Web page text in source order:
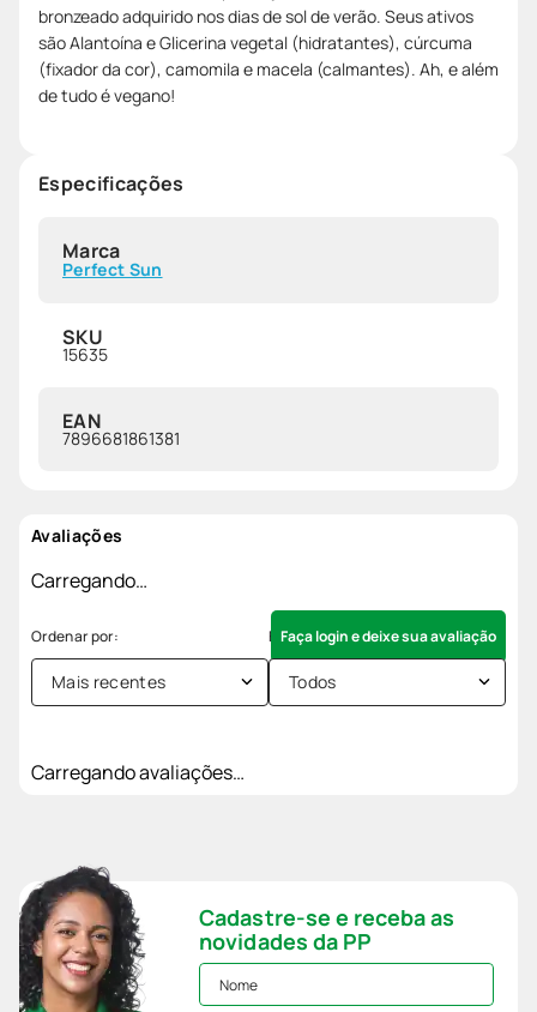
bronzeado adquirido nos dias de sol de verão. Seus ativos
são Alantoína e Glicerina vegetal (hidratantes), cúrcuma
(fixador da cor), camomila e macela (calmantes). Ah, e além
de tudo é vegano!
Especificações
Marca
Perfect Sun
SKU
15635
EAN
7896681861381
Avaliações
Carregando…
Faça login e deixe sua avaliação
Mais recentes Todos
Carregando avaliações…
Cadastre-se e receba as
novidades da PP